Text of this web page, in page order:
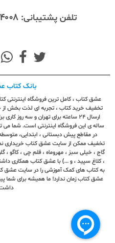
تلفن پشتیبانی:
بانک کتاب
عشق کتاب ، کامل ترین فروشگاه اینترنتی
تخفیف خرید کتاب ، تجربه ای لذت بخش از
ارسال ٢٤ ساعته برای تهران و سه
ساله ی این فروشگاه اینترنتی است. شما می
در مقاطع پیش دبستانی ، ابتدایی،
تخفیف ممکن از سایت عشق کتاب خریداری
گاج ، خیلی سبز ، مهروماه ، قلم چی ، کاگو ،
، کلاغ سپید ، و ...) با عشق کتاب همکاری
به کتاب های کمک آموزشی را در سایت عشق
عشق کتاب زمان ندارد! ما همیشه برای شما